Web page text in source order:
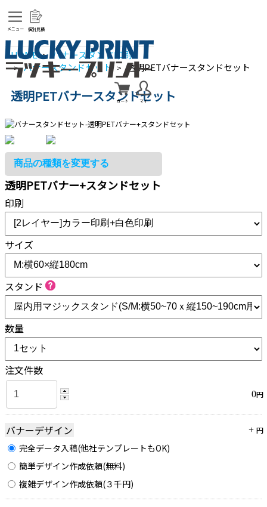
メニュー 個別見積
マイ
カート
HOME > バナースタンド印刷
> バナースタンドセット > 透明PETバナースタンドセット
透明PETバナースタンドセット
透明PETバナー+スタンドセット
印刷
サイズ
スタンド
数量
注文件数
0円
バナーデザイン + 円
完全データ入稿(他社テンプレートもOK)
簡単デザイン作成依頼(無料)
複雑デザイン作成依頼(３千円)